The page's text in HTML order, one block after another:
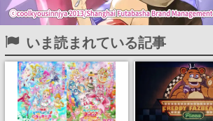
いま読まれている記事